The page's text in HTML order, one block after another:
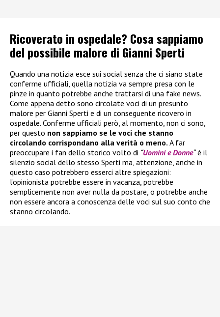
Ricoverato in ospedale? Cosa sappiamo
del possibile malore di Gianni Sperti
Quando una notizia esce sui social senza che ci siano state
conferme ufficiali, quella notizia va sempre presa con le
pinze in quanto potrebbe anche trattarsi di una fake news.
Come appena detto sono circolate voci di un presunto
malore per Gianni Sperti e di un conseguente ricovero in
ospedale. Conferme ufficiali però, al momento, non ci sono,
per questo non sappiamo se le voci che stanno
circolando corrispondano alla verità o meno. A far
preoccupare i fan dello storico volto di “Uomini e Donne“è il
silenzio social dello stesso Sperti ma, attenzione, anche in
questo caso potrebbero esserci altre spiegazioni:
l’opinionista potrebbe essere in vacanza, potrebbe
semplicemente non aver nulla da postare, o potrebbe anche
non essere ancora a conoscenza delle voci sul suo conto che
stanno circolando.